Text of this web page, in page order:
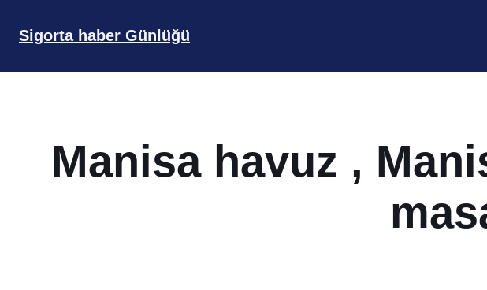
Sigorta haber Günlüğü
Manisa havuz ,